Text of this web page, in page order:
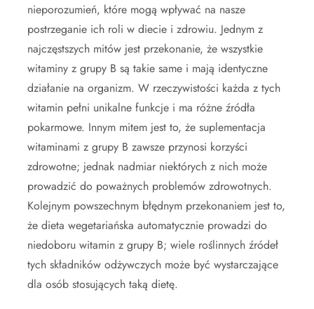
nieporozumień, które mogą wpływać na nasze
postrzeganie ich roli w diecie i zdrowiu. Jednym z
najczęstszych mitów jest przekonanie, że wszystkie
witaminy z grupy B są takie same i mają identyczne
działanie na organizm. W rzeczywistości każda z tych
witamin pełni unikalne funkcje i ma różne źródła
pokarmowe. Innym mitem jest to, że suplementacja
witaminami z grupy B zawsze przynosi korzyści
zdrowotne; jednak nadmiar niektórych z nich może
prowadzić do poważnych problemów zdrowotnych.
Kolejnym powszechnym błędnym przekonaniem jest to,
że dieta wegetariańska automatycznie prowadzi do
niedoboru witamin z grupy B; wiele roślinnych źródeł
tych składników odżywczych może być wystarczające
dla osób stosujących taką dietę.